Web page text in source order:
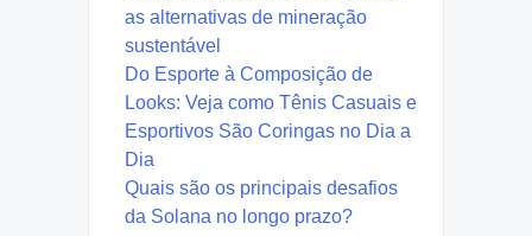
as alternativas de mineração
sustentável
Do Esporte à Composição de
Looks: Veja como Tênis Casuais e
Esportivos São Coringas no Dia a
Dia
Quais são os principais desafios
da Solana no longo prazo?